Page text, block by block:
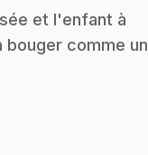
et l'enfant à
bouger comme un